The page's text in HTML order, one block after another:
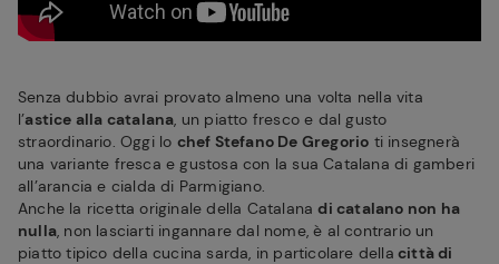
Senza dubbio avrai provato almeno una volta nella vita
l’astice alla catalana, un piatto fresco e dal gusto
straordinario. Oggi lo chef Stefano De Gregorio ti insegnerà
una variante fresca e gustosa con la sua Catalana di gamberi
all’arancia e cialda di Parmigiano.
Anche la ricetta originale della Catalanadi catalano non ha
nulla, non lasciarti ingannare dal nome, è al contrario un
piatto tipico della cucina sarda, in particolare della città di